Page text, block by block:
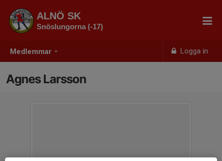
Medlemmar Logga in
ALNÖ SK
Snöslungorna (-17)
Agnes Larsson